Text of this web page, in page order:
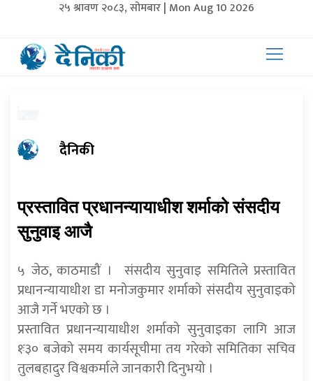
२५ श्रावण २०८३, सोमबार | Mon Aug 10 2026
दैनिकी
प्रस्तावित प्रधानन्यायाधीश शर्माको संसदीय
सुनुवाइ आजै
५ जेठ, काठमाडौं । संसदीय सुनुवाइ समितिले प्रस्तावित
प्रधानन्यायाधीश डा मनोजकुमार शर्माको संसदीय सुनुवाइको
आजै गर्ने भएको छ ।
प्रस्तावित प्रधानन्यायाधीश शर्माको सुनुवाइका लागि आज
१ः३० बजेको समय कार्यसूचीमा तय गरेको समितिका सचिव
तुलबहादुर विश्वकर्माले जानकारी दिनुभयो ।